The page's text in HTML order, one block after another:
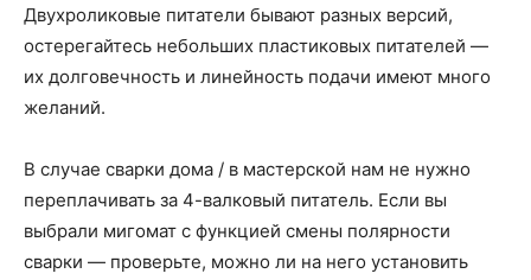
Двухроликовые питатели бывают разных версий,
остерегайтесь небольших пластиковых питателей —
их долговечность и линейность подачи имеют много
желаний.
В случае сварки дома / в мастерской нам не нужно
переплачивать за 4-валковый питатель. Если вы
выбрали мигомат с функцией смены полярности
сварки — проверьте, можно ли на него установить